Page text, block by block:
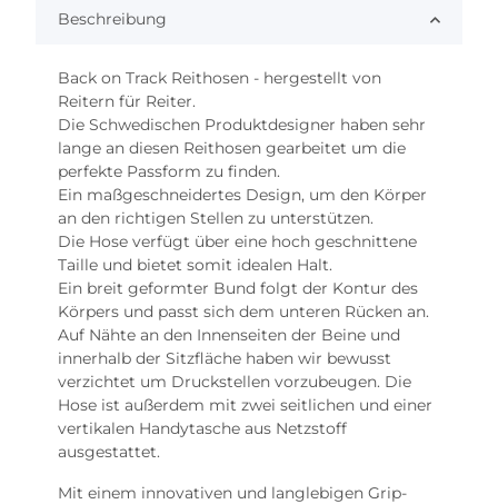
Beschreibung
Back on Track Reithosen - hergestellt von
Reitern für Reiter.
Die Schwedischen Produktdesigner haben sehr
lange an diesen Reithosen gearbeitet um die
perfekte Passform zu finden.
Ein maßgeschneidertes Design, um den Körper
an den richtigen Stellen zu unterstützen.
Die Hose verfügt über eine hoch geschnittene
Taille und bietet somit idealen Halt.
Ein breit geformter Bund folgt der Kontur des
Körpers und passt sich dem unteren Rücken an.
Auf Nähte an den Innenseiten der Beine und
innerhalb der Sitzfläche haben wir bewusst
verzichtet um Druckstellen vorzubeugen. Die
Hose ist außerdem mit zwei seitlichen und einer
vertikalen Handytasche aus Netzstoff
ausgestattet.
Mit einem innovativen und langlebigen Grip-